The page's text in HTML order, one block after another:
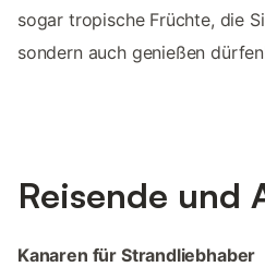
sogar tropische Früchte, die
sondern auch genießen
Reisende und
Kanaren für Strandliebhaber